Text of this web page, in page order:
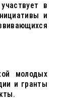
в
и
молодых
и гранты